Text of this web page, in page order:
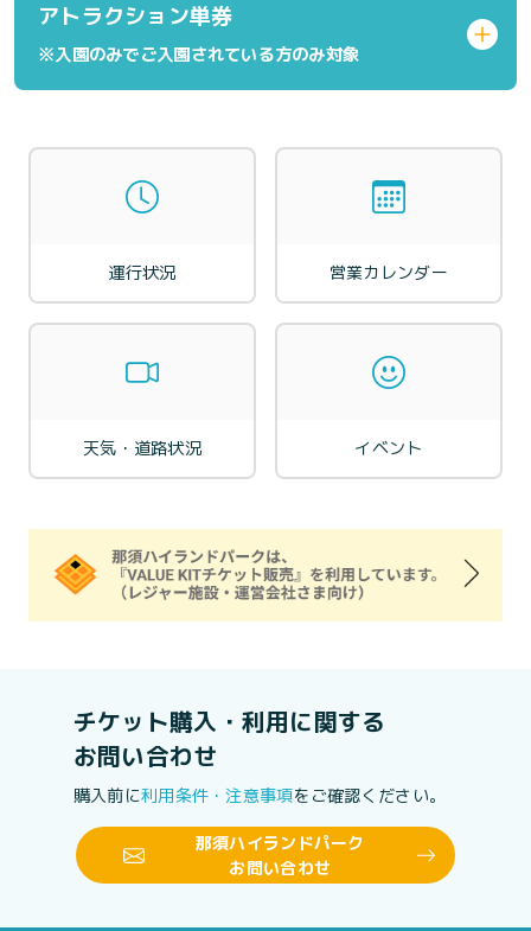
アトラクション単券
※入園のみでご入園されている方のみ対象
運行状況 営業カレンダー
天気・道路状況 イベント
チケット購入・利用に関する
お問い合わせ
購入前に利用条件・注意事項をご確認ください。
那須ハイランドパーク
お問い合わせ